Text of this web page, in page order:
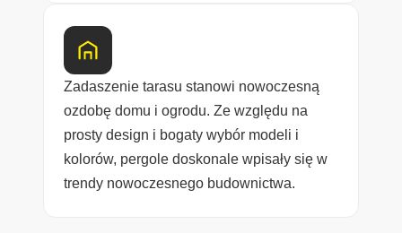
Zadaszenie tarasu stanowi nowoczesną
ozdobę domu i ogrodu. Ze względu na
prosty design i bogaty wybór modeli i
kolorów, pergole doskonale wpisały się w
trendy nowoczesnego budownictwa.